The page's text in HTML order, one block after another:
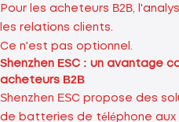
Pour les acheteurs B2B,
les relations clients.
Ce n'est pas optionnel.
Shenzhen ESC : un avantage
acheteurs B2B
Shenzhen ESC propose des
de batteries de téléphone